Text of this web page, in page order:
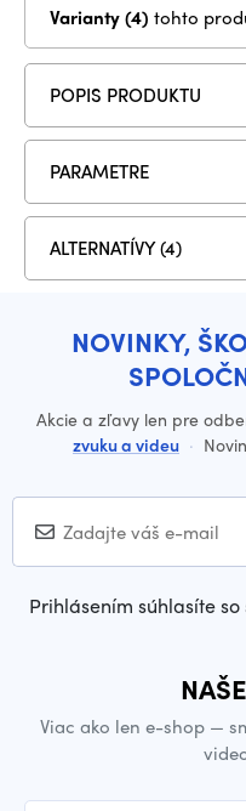
Varianty (4) tohto
POPIS PRODUKTU
PARAMETRE
ALTERNATÍVY (4)
NOVINKY,
Akcie a zľavy len pre
zvuku a videu ·
Prihlásením súhlasíte
Viac ako len e-shop —